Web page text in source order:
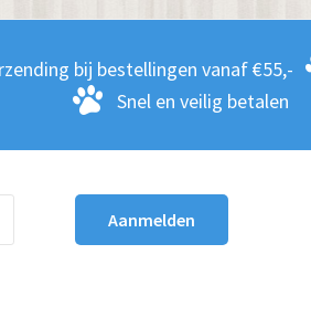
bij bestellingen vanaf €55,-
Snel en veilig betalen